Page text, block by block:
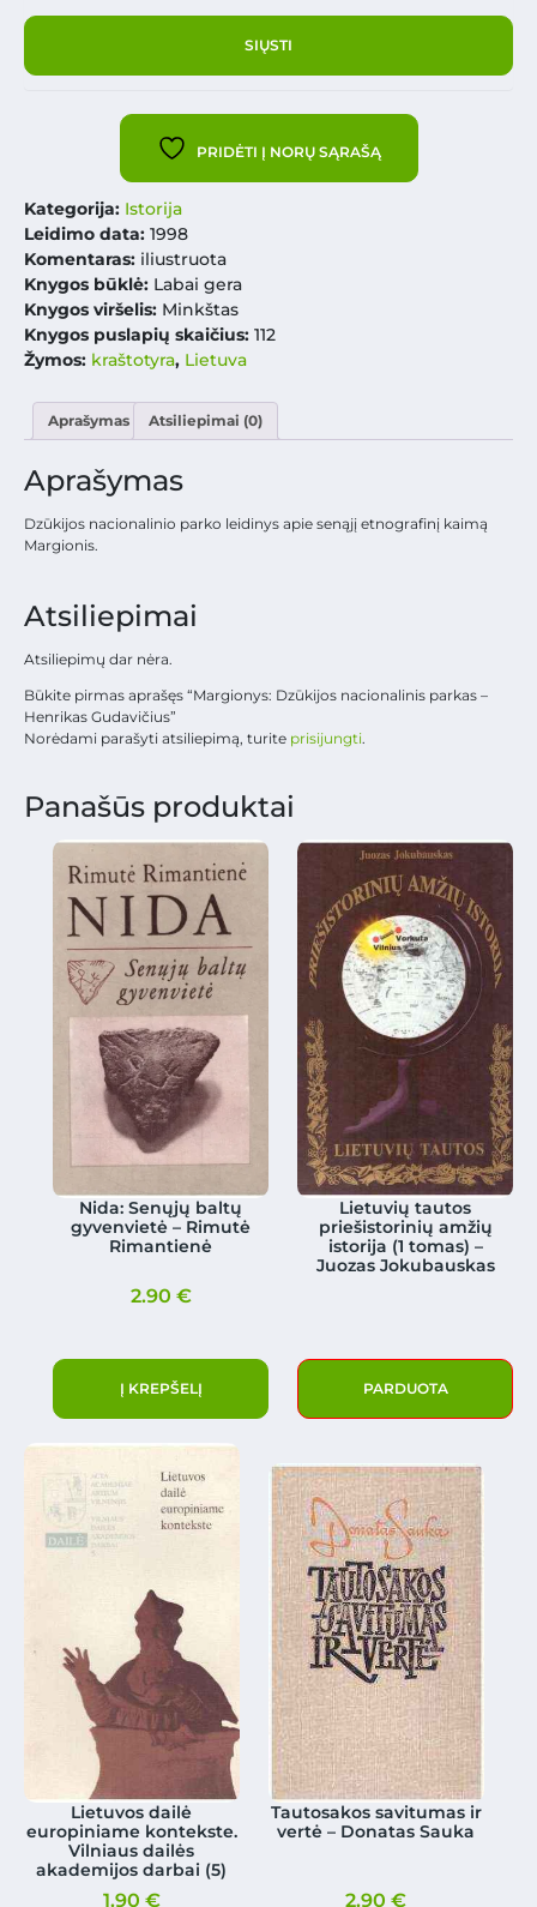
PRIDĖTI Į NORŲ SĄRAŠĄ
Kategorija: Istorija
Leidimo data: 1998
Komentaras: iliustruota
Knygos būklė: Labai gera
Knygos viršelis: Minkštas
Knygos puslapių skaičius: 112
Žymos: kraštotyra, Lietuva
Aprašymas Atsiliepimai (0)
Aprašymas
Dzūkijos nacionalinio parko leidinys apie senąjį etnografinį kaimą
Margionis.
Atsiliepimai
Atsiliepimų dar nėra.
Būkite pirmas aprašęs “Margionys: Dzūkijos nacionalinis parkas –
Henrikas Gudavičius”
Norėdami parašyti atsiliepimą, turite prisijungti.
Panašūs produktai
Nida: Senųjų baltų
gyvenvietė – Rimutė
Rimantienė
2.90 €
Į KREPŠELĮ
Lietuvių tautos
priešistorinių amžių
istorija (1 tomas) –
Juozas Jokubauskas
PARDUOTA
Lietuvos dailė
europiniame kontekste.
Vilniaus dailės
akademijos darbai (5)
1.90 €
Tautosakos savitumas ir
vertė – Donatas Sauka
2.90€